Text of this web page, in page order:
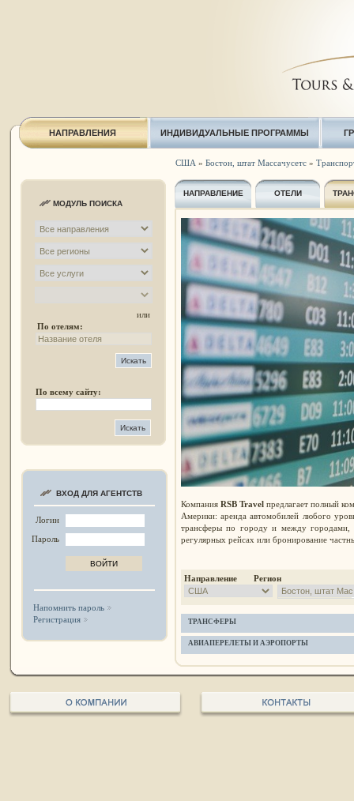
НАПРАВЛЕНИЯ ИНДИВИДУАЛЬНЫЕ ПРОГРАММЫ
МОДУЛЬ ПОИСКА
или
По отелям:
По всему сайту:
ВХОД ДЛЯ АГЕНТСТВ
Логин
Пароль
Напомнить пароль
Регистрация
США » Бостон, штат Массачусетс»
НАПРАВЛЕНИЕ ОТЕЛИ
Компания RSB Travelпредлагает полный
Америки: аренда автомобилей любого
трансферы по городу и между городами,
регулярных рейсах или бронирование
Направление Регион
ТРАНСФЕРЫ
АВИАПЕРЕЛЕТЫ И АЭРОПОРТЫ